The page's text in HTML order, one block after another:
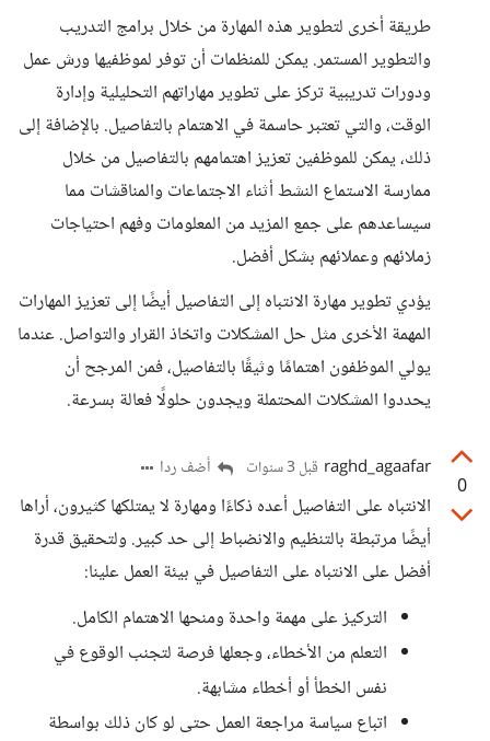
طريقة أخرى لتطوير هذه المهارة من خلال برامج التدريب
والتطوير المستمر. يمكن للمنظمات أن توفر لموظفيها ورش عمل
ودورات تدريبية تركز على تطوير مهاراتهم التحليلية وإدارة
الوقت، والتي تعتبر حاسمة في الاهتمام بالتفاصيل. بالإضافة إلى
ذلك، يمكن للموظفين تعزيز اهتمامهم بالتفاصيل من خلال
ممارسة الاستماع النشط أثناء الاجتماعات والمناقشات مما
سيساعدهم على جمع المزيد من المعلومات وفهم احتياجات
زملائهم وعملائهم بشكل أفضل.
يؤدي تطوير مهارة الانتباه إلى التفاصيل أيضًا إلى تعزيز المهارات
المهمة الأخرى مثل حل المشكلات واتخاذ القرار والتواصل. عندما
يولي الموظفون اهتمامًا وثيقًا بالتفاصيل، فمن المرجح أن
يحددوا المشكلات المحتملة ويجدون حلولًا فعالة بسرعة.
0
raghd_agaafar قبل 3 سنوات أضف ردا
الانتباه على التفاصيل أعده ذكاءًا ومهارة لا يمتلكها كثيرون، أراها
أيضًا مرتبطة بالتنظيم والانضباط إلى حد كبير. ولتحقيق قدرة
أفضل على الانتباه على التفاصيل في بيئة العمل علينا:
التركيز على مهمة واحدة ومنحها الاهتمام الكامل.
التعلم من الأخطاء، وجعلها فرصة لتجنب الوقوع في
نفس الخطأ أو أخطاء مشابهة.
اتباع سياسة مراجعة العمل حتى لو كان ذلك بواسطة